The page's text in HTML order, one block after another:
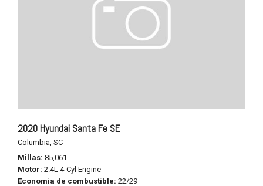
2020 Hyundai Santa Fe SE
Columbia, SC
Millas 85,061
Motor 2.4L 4-Cyl Engine
Economía de combustible 22/29